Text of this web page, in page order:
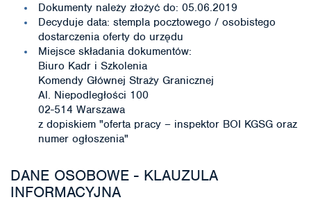
Dokumenty należy złożyć do: 05.06.2019
Decyduje data: stempla pocztowego / osobistego
dostarczenia oferty do urzędu
Miejsce składania dokumentów:
Biuro Kadr i Szkolenia
Komendy Głównej Straży Granicznej
Al. Niepodległości 100
02-514 Warszawa
z dopiskiem "oferta pracy – inspektor BOI KGSG oraz
numer ogłoszenia"
DANE OSOBOWE - KLAUZULA
INFORMACYJNA